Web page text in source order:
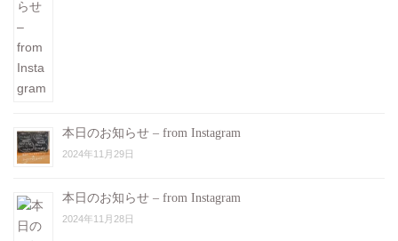
本日のお知らせ – from Instagram
2024年11月29日
本日のお知らせ – from Instagram
2024年11月28日